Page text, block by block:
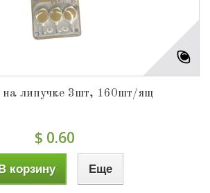
липучке 3шт, 160шт/ящ
$ 0.60
корзину Еще